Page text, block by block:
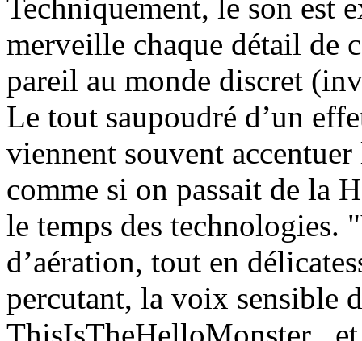
Techniquement, le son est
merveille chaque détail de
pareil au monde discret
Le tout saupoudré d’un
viennent souvent
comme si on passait de la
le temps des technologies.
d’aération, tout en
percutant, la voix sensible
ThisIsTheHelloMonster ,